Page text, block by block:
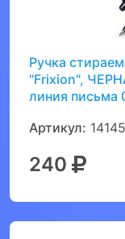
Ручка
"Frixion",
линия письма
Артикул:
240